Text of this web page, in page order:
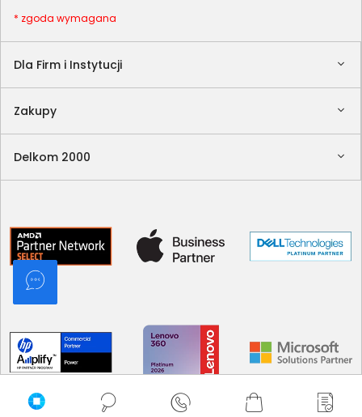
Dla Firm i Instytucji
Zakupy
Delkom 2000
* zgoda wymagana